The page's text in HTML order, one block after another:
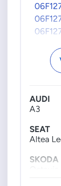
AUDI
A3
SEAT
Altea
SKODA